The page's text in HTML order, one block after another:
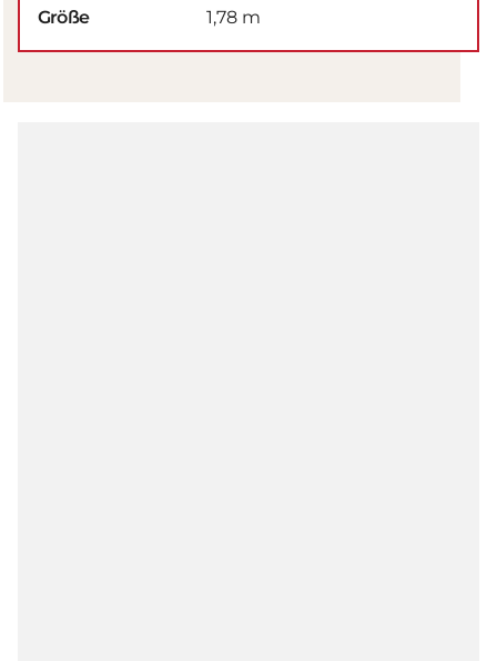
Größe 1,78 m